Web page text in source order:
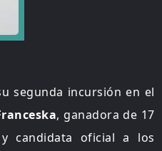
segunda incursión en el
, ganadora de 17
candidata oficial a los